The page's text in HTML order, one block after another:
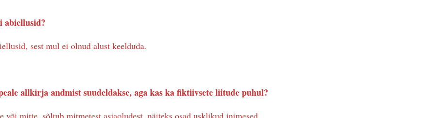
abiellusid?
sest mul ei olnud alust keelduda.
allkirja andmist suudeldakse, aga kas ka fiktiivsete liitude puhul?
või mitte, sõltub mitmetest asjaoludest, näiteks osad usklikud inimesed